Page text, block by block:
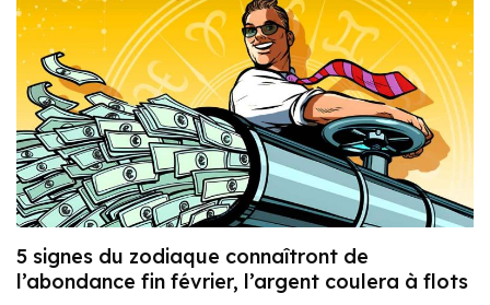
5 signes du zodiaque connaîtront de
l’abondance fin février, l’argent coulera à flots